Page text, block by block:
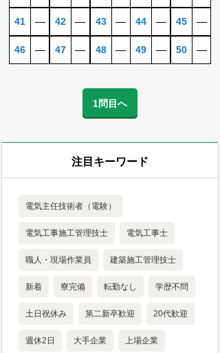
41 ―
46 ―
42 ―
47 ―
43 ―
48 ―
44 ―
49 ―
45 ―
50 ―
1問目へ
注目キーワード
電気主任技術者（電験）
電気工事施工管理技士 電気工事士
職人・現場作業員 建築施工管理技士
新着 寮完備 転勤なし 学歴不問
土日祝休み 第二新卒歓迎 20代歓迎
週休2日 大手企業 上場企業